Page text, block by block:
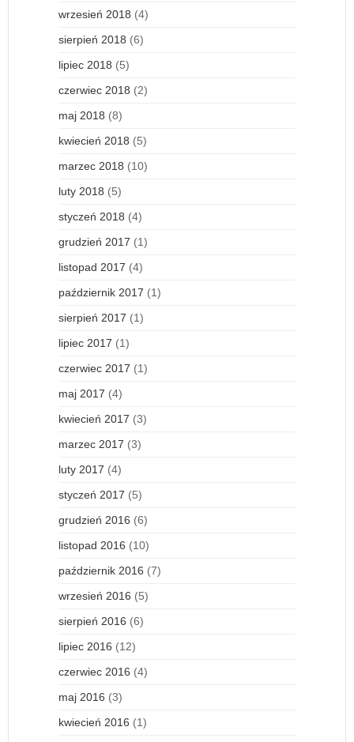
wrzesień 2018 (4)
sierpień 2018 (6)
lipiec 2018 (5)
czerwiec 2018 (2)
maj 2018 (8)
kwiecień 2018 (5)
marzec 2018 (10)
luty 2018 (5)
styczeń 2018 (4)
grudzień 2017 (1)
listopad 2017 (4)
październik 2017 (1)
sierpień 2017 (1)
lipiec 2017 (1)
czerwiec 2017 (1)
maj 2017 (4)
kwiecień 2017 (3)
marzec 2017 (3)
luty 2017 (4)
styczeń 2017 (5)
grudzień 2016 (6)
listopad 2016 (10)
październik 2016 (7)
wrzesień 2016 (5)
sierpień 2016 (6)
lipiec 2016 (12)
czerwiec 2016 (4)
maj 2016 (3)
kwiecień 2016 (1)